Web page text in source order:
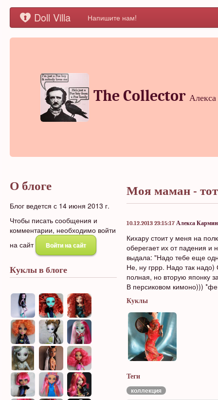
Doll Villa Напишите нам!
The Collector
О блоге
Блог ведется с 14 июня 2013 г.
Чтобы писать сообщения и
комментарии, необходимо войти
на сайт
Войти на сайт
Куклы в блоге
Моя маман -
10.12.2013 23:15:17 Алекса
Кихару стоит у меня на
оберегает их от падения и
выдала: "Надо тебе еще
Не, ну гррр. Надо так
полная, но вторую японку
В персиковом кимоно)))
Куклы
Теги
коллекция